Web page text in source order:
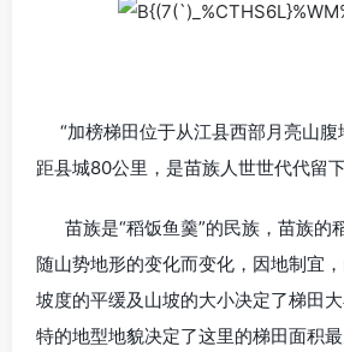
“加榜梯田位于从江县西部月亮山腹
距县城80公里，是苗族人世世代代留下
苗族是“稻饭鱼羹”的民族，苗族的
随山势地形的变化而变化，因地制宜
坡度的平缓及山坡的大小决定了梯田
特的地型地貌决定了这里的梯田面积